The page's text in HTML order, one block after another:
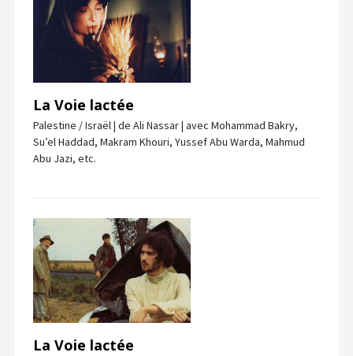
La Voie lactée
Palestine / Israël | de Ali Nassar | avec Mohammad Bakry,
Su’el Haddad, Makram Khouri, Yussef Abu Warda, Mahmud
Abu Jazi, etc.
La Voie lactée